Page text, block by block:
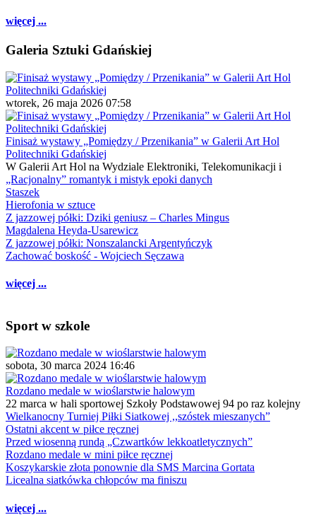
więcej ...
Galeria Sztuki Gdańskiej
wtorek, 26 maja 2026 07:58
Finisaż wystawy „Pomiędzy / Przenikania” w Galerii Art Hol
Politechniki Gdańskiej
W Galerii Art Hol na Wydziale Elektroniki, Telekomunikacji i
„Racjonalny” romantyk i mistyk epoki danych
Staszek
Hierofonia w sztuce
Z jazzowej półki: Dziki geniusz – Charles Mingus
Magdalena Heyda-Usarewicz
Z jazzowej półki: Nonszalancki Argentyńczyk
Zachować boskość - Wojciech Sęczawa
więcej ...
Sport w szkole
sobota, 30 marca 2024 16:46
Rozdano medale w wioślarstwie halowym
22 marca w hali sportowej Szkoły Podstawowej 94 po raz kolejny
Wielkanocny Turniej Piłki Siatkowej ,,szóstek mieszanych”
Ostatni akcent w piłce ręcznej
Przed wiosenną rundą „Czwartków lekkoatletycznych”
Rozdano medale w mini piłce ręcznej
Koszykarskie złota ponownie dla SMS Marcina Gortata
Licealna siatkówka chłopców ma finiszu
więcej ...